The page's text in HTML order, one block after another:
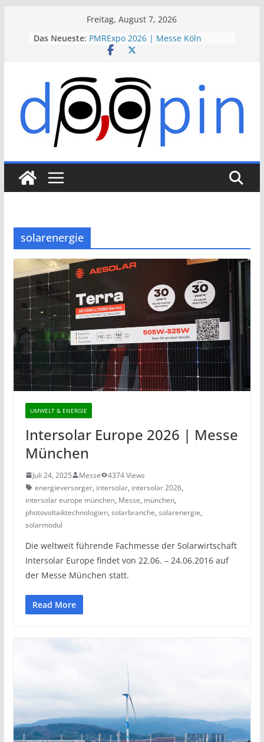
Freitag, August 7, 2026
Das Neueste: PMRExpo 2026 | Messe Köln
VdS-BrandSchutzTage 2026 |
VALVE WORLD EXPO 2026 | Messe
Düsseldorf
ESSEN MOTOR SHOW 2026 | Messe
Essen
solarenergie
UMWELT & ENERGIE
Intersolar Europe 2026 | Messe
München
Juli 24, 2025 Messe
4374 Views
energieversorger, intersolar, intersolar 2026,
intersolar europe münchen, Messe, münchen,
photovoltaiktechnologien, solarbranche, solarenergie,
solarmodul
Die weltweit führende Fachmesse der Solarwirtschaft
Intersolar Europe findet von 22.06. – 24.06.2016 auf
der Messe München statt.
Read More